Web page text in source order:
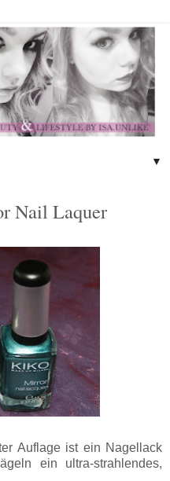
▼
Nail Laquer
Auflage ist ein Nagellack
ein ultra-strahlendes,